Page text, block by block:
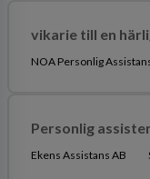
vikarie till en
NOA Personlig
Personlig
Ekens Assistans AB